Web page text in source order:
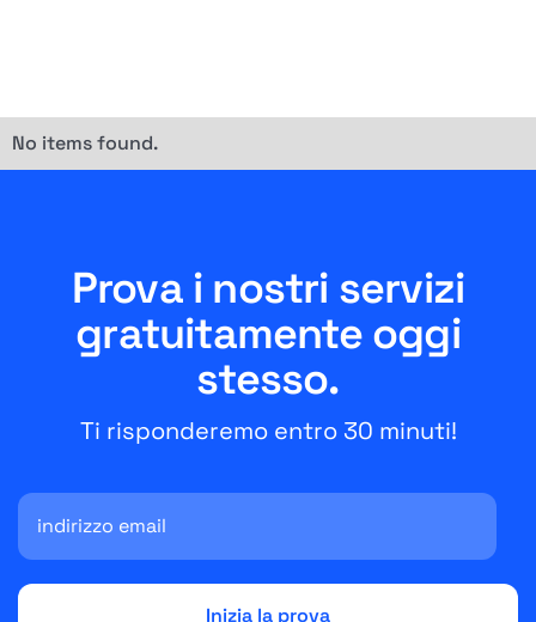
No items found.
Prova i nostri servizi
gratuitamente oggi
stesso.
Ti risponderemo entro 30 minuti!